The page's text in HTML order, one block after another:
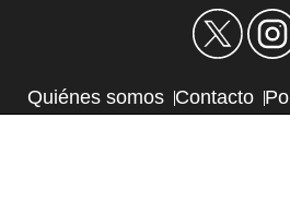
Quiénes somos Contacto